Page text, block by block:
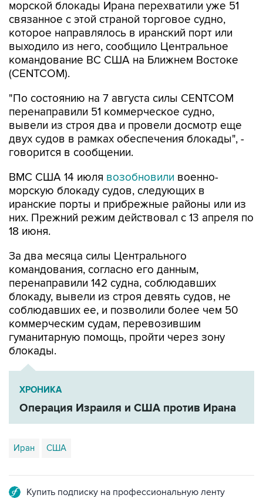
морской блокады Ирана перехватили уже 51
связанное с этой страной торговое судно,
которое направлялось в иранский порт или
выходило из него, сообщило Центральное
командование ВС США на Ближнем Востоке
(CENTCOM).
"По состоянию на 7 августа силы CENTCOM
перенаправили 51 коммерческое судно,
вывели из строя два и провели досмотр еще
двух судов в рамках обеспечения блокады", -
говорится в сообщении.
ВМС США 14 июля возобновили военно-
морскую блокаду судов, следующих в
иранские порты и прибрежные районы или из
них. Прежний режим действовал с 13 апреля по
18 июня.
За два месяца силы Центрального
командования, согласно его данным,
перенаправили 142 судна, соблюдавших
блокаду, вывели из строя девять судов, не
соблюдавших ее, и позволили более чем 50
коммерческим судам, перевозившим
гуманитарную помощь, пройти через зону
блокады.
ХРОНИКА
Операция Израиля и США против Ирана
Иран США
Купить подписку на профессиональную ленту